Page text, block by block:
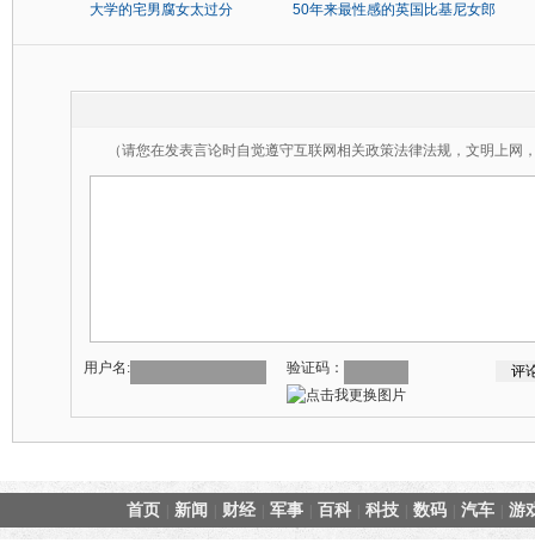
大学的宅男腐女太过分 50年来最性感的英国比基尼女郎
（请您在发表言论时自觉遵守互联网相关政策法律法规，文明上网
用户名: 验证码：
首页 新闻 财经 军事 百科 科技 数码 汽车 游